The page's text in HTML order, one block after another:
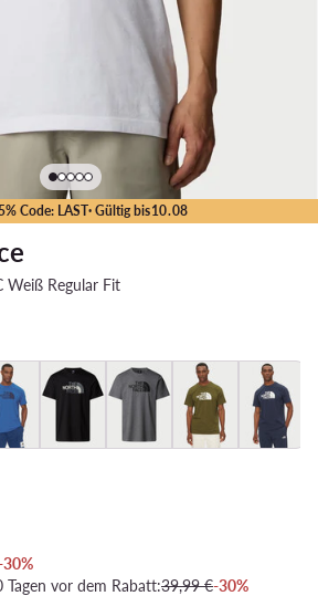
Code: LAST· Gültig bis10.08
Weiß Regular Fit
30%
Tagen vor dem Rabatt:39,99 €-30%